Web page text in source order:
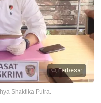
Perbesar
Shaktika Putra.